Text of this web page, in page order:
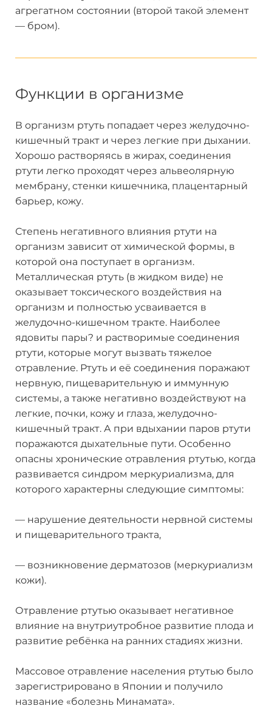
агрегатном состоянии (второй такой элемент
— бром).
Функции в организме
В организм ртуть попадает через желудочно-
кишечный тракт и через легкие при дыхании.
Хорошо растворяясь в жирах, соединения
ртути легко проходят через альвеолярную
мембрану, стенки кишечника, плацентарный
барьер, кожу.
Степень негативного влияния ртути на
организм зависит от химической формы, в
которой она поступает в организм.
Металлическая ртуть (в жидком виде) не
оказывает токсического воздействия на
организм и полностью усваивается в
желудочно-кишечном тракте. Наиболее
ядовиты пары? и растворимые соединения
ртути, которые могут вызвать тяжелое
отравление. Ртуть и её соединения поражают
нервную, пищеварительную и иммунную
системы, а также негативно воздействуют на
легкие, почки, кожу и глаза, желудочно-
кишечный тракт. А при вдыхании паров ртути
поражаются дыхательные пути. Особенно
опасны хронические отравления ртутью, когда
развивается синдром меркуриализма, для
которого характерны следующие симптомы:
— нарушение деятельности нервной системы
и пищеварительного тракта,
— возникновение дерматозов (меркуриализм
кожи).
Отравление ртутью оказывает негативное
влияние на внутриутробное развитие плода и
развитие ребёнка на ранних стадиях жизни.
Массовое отравление населения ртутью было
зарегистрировано в Японии и получило
название «болезнь Минамата».